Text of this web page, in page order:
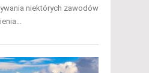
niektórych zawodów